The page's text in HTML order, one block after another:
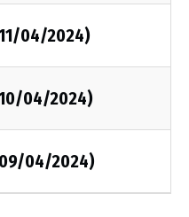
04/2024)
04/2024)
04/2024)